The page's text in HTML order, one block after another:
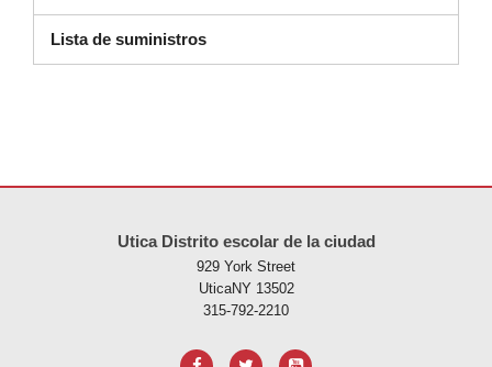
Lista de suministros
Utica Distrito escolar de la ciudad
929 York Street
UticaNY 13502
315-792-2210